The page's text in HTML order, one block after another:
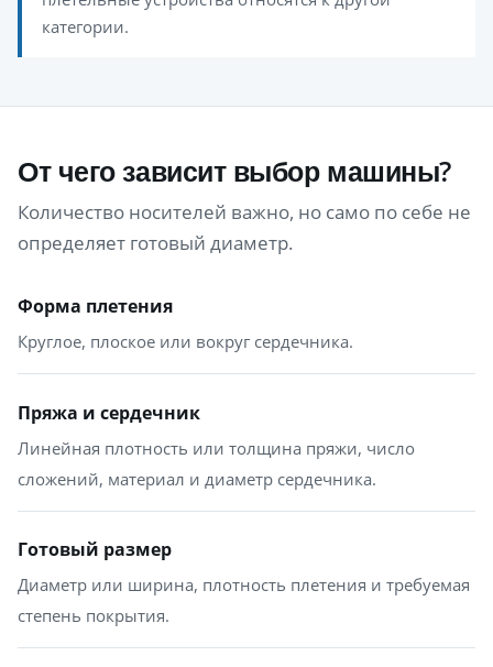
категории.
От чего зависит выбор машины?
Количество носителей важно, но само по себе не
определяет готовый диаметр.
Форма плетения
Круглое, плоское или вокруг сердечника.
Пряжа и сердечник
Линейная плотность или толщина пряжи, число
сложений, материал и диаметр сердечника.
Готовый размер
Диаметр или ширина, плотность плетения и требуемая
степень покрытия.